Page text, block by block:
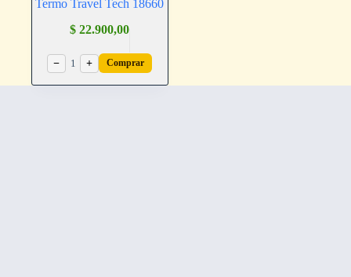
Termo Travel Tech 18660
$ 22.900,00
− 1 + Comprar